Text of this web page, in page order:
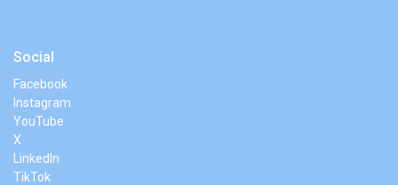
Social
Facebook
Instagram
YouTube
X
LinkedIn
TikTok